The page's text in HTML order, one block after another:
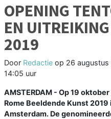
OPENING
EN
2019
Door Redactie op 26 augustus
14:05 uur
AMSTERDAM - Op 19
Rome Beeldende Kunst
Amsterdam. De